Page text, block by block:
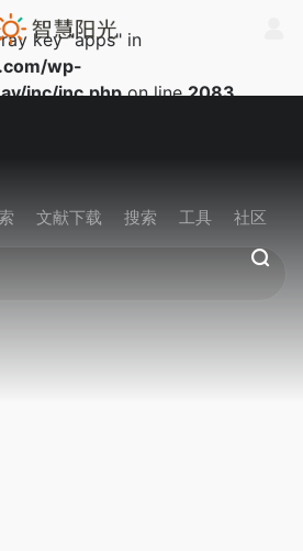
key "apps" in
wp-
inc/inc.phpon line2083
文献下载 搜索 工具 社区